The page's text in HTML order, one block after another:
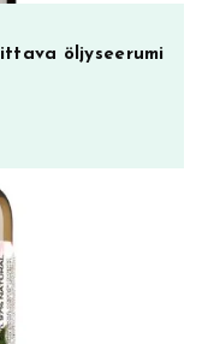
öljyseerumi